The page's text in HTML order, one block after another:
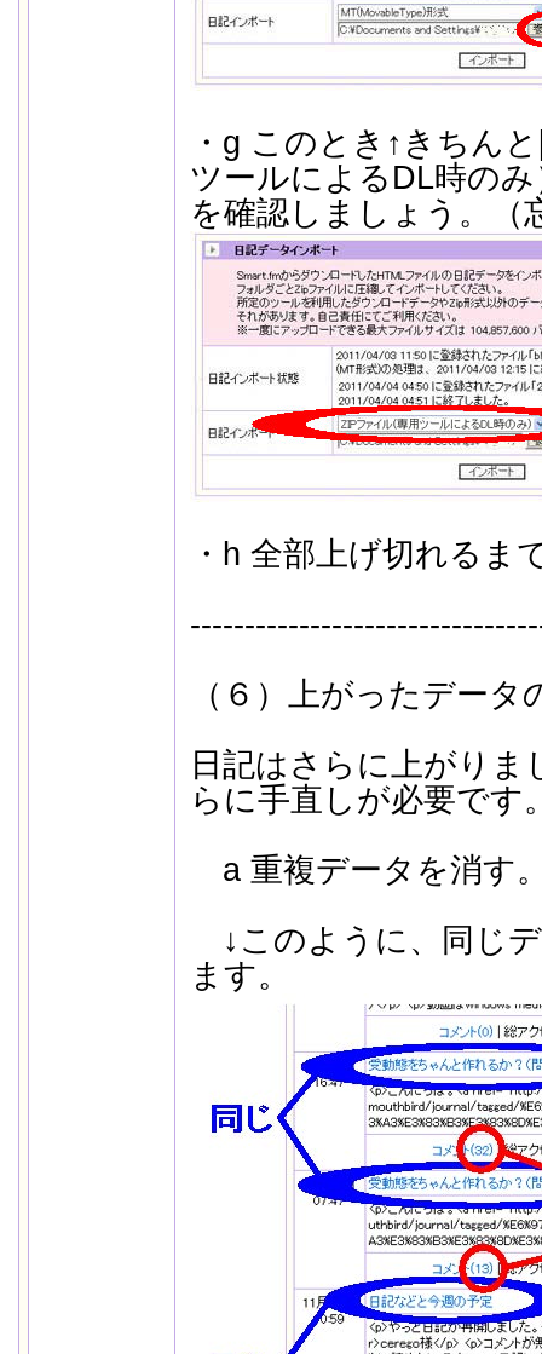
・g このとき↑きちん
ツールによるDL時の
を確認しましょう。（
・h 全部上げ切れるま
（６）上がったデー
日記はさらに上がり
らに手直しが必要です
a 重複データを消す
↓このように、同じ
ます。